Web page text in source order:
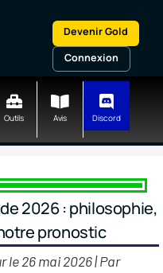
Devenir Gold
Connexion
Outils Avis Discord
2026 : philosophie,
pronostic
le 26 mai 2026 | Par